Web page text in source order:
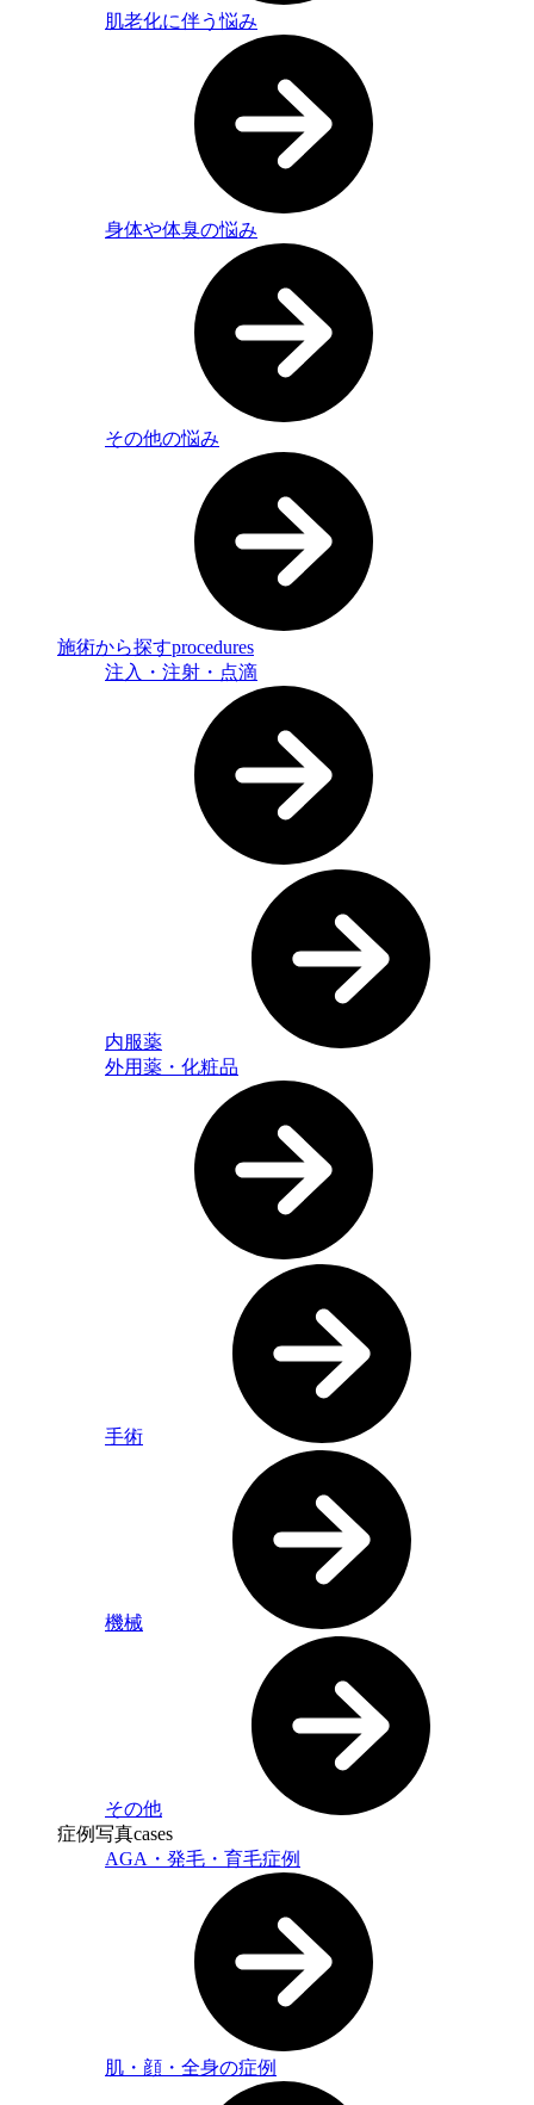
肌老化に伴う悩み
身体や体臭の悩み
その他の悩み
施術から探すprocedures
注入・注射・点滴
内服薬
外用薬・化粧品
手術
機械
その他
症例写真cases
AGA・発毛・育毛症例
肌・顔・全身の症例